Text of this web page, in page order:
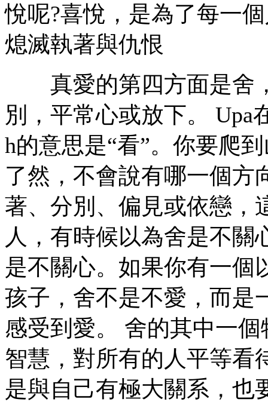
悅呢?喜悅，是為了每一
熄滅執著與仇恨
真愛的第四方面是舍
別，平常心或放下。 Upa
h的意思是“看”。你要爬
了然，不會說有哪一個方
著、分別、偏見或依戀，
人，有時候以為舍是不關
是不關心。如果你有一個
孩子，舍不是不愛，而是
感受到愛。 舍的其中一
智慧，對所有的人平等看
是與自己有極大關系，也